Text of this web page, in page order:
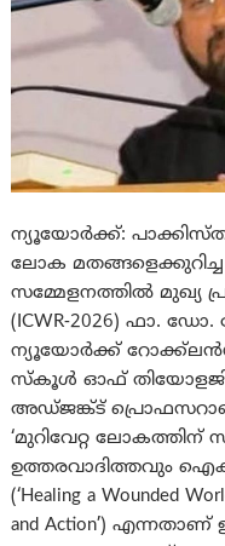
ന്യൂയോർക്ക്:
ലോക
സമ്മേളനത്തിൽ മുഖ്യ
(ICWR-2026) ഫാ.
ന്യൂയോർക്ക്
സ്കൂൾ ഓഫ്
അഡ്‌ജങ്ക്‌ട്
‘മുറിവേറ്റ ലോകത്തിന്
ഉത്തരവാദിത്തവും
(‘Healing a Wounded
and Action’)